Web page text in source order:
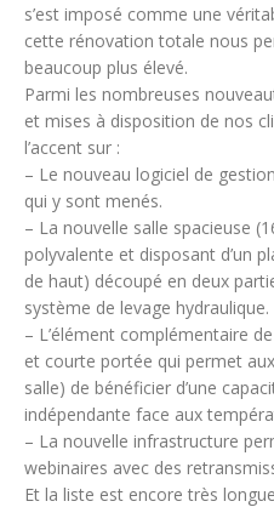
s’est imposé comme une
cette rénovation totale nous
beaucoup plus élevé.
Parmi les nombreuses
et mises à disposition de nos
l’accent sur :
– Le nouveau logiciel de
qui y sont menés.
– La nouvelle salle spacieuse
polyvalente et disposant d’un
de haut) découpé en deux
système de levage hydraulique.
– L’élément complémentaire
et courte portée qui permet
salle) de bénéficier d’une
indépendante face aux
– La nouvelle infrastructure
webinaires avec des
Et la liste est encore très